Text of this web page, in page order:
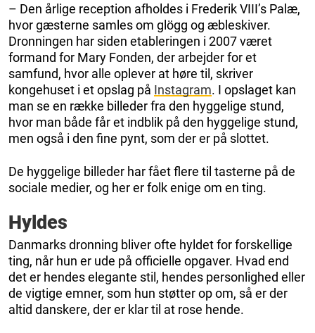
– Den årlige reception afholdes i Frederik VIII’s Palæ,
hvor gæsterne samles om glögg og æbleskiver.
Dronningen har siden etableringen i 2007 været
formand for Mary Fonden, der arbejder for et
samfund, hvor alle oplever at høre til, skriver
kongehuset i et opslag på Instagram. I opslaget kan
man se en række billeder fra den hyggelige stund,
hvor man både får et indblik på den hyggelige stund,
men også i den fine pynt, som der er på slottet.
De hyggelige billeder har fået flere til tasterne på de
sociale medier, og her er folk enige om en ting.
Hyldes
Danmarks dronning bliver ofte hyldet for forskellige
ting, når hun er ude på officielle opgaver. Hvad end
det er hendes elegante stil, hendes personlighed eller
de vigtige emner, som hun støtter op om, så er der
altid danskere, der er klar til at rose hende.